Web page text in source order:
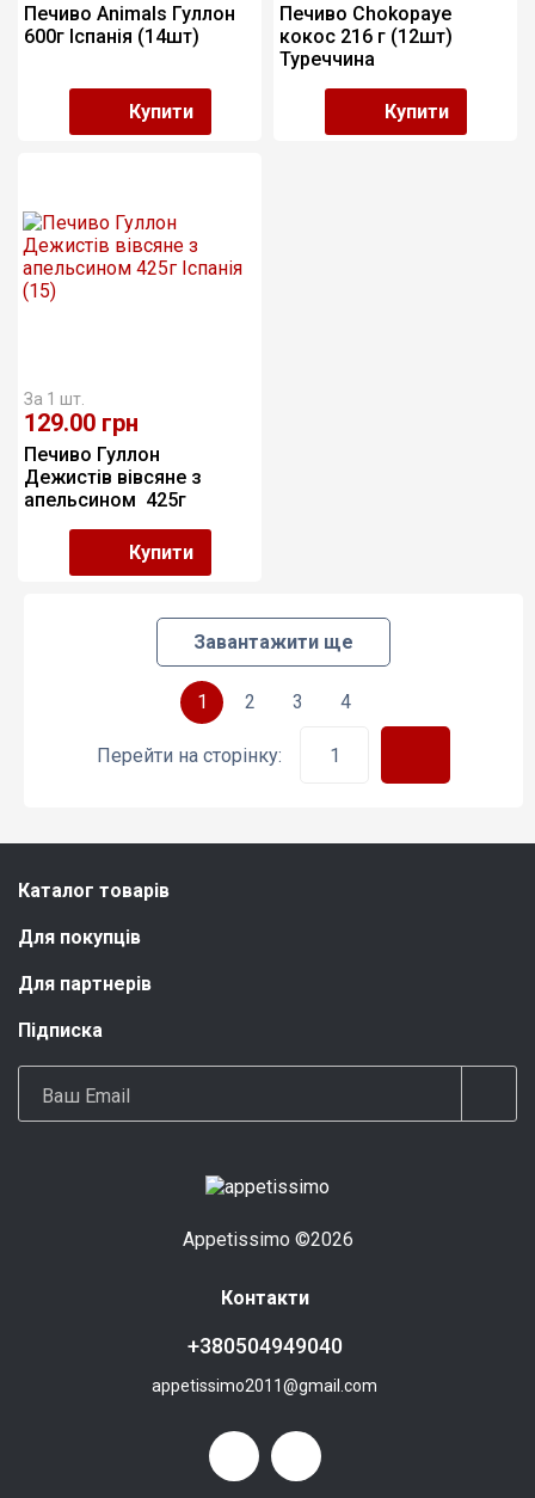
Печиво Animals Гуллон
600г Іспанія (14шт)
Купити
Печиво Chokopaye
кокос 216 г (12шт)
Туреччина
Купити
За 1 шт.
129.00 грн
Печиво Гуллон
Дежистів вівсяне з
апельсином  425г
Купити
Завантажити ще
1 2 3 4
Перейти на сторінку:
Appetissimo ©2026
Контакти
+380504949040
appetissimo2011@gmail.com
Каталог товарів
Для покупців
Для партнерів
Підписка
Ваш Email